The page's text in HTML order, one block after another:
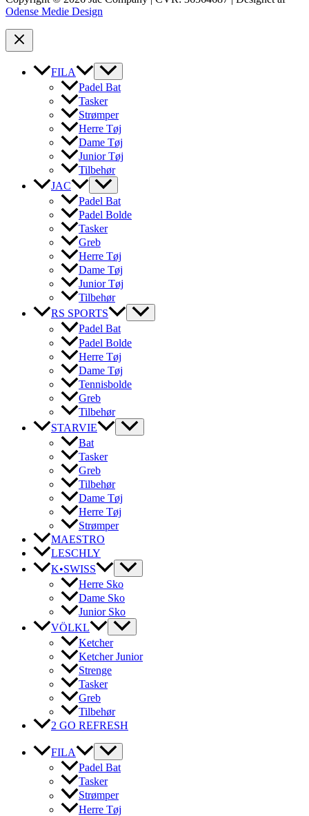
Odense Medie Design
FILA
Padel Bat
Tasker
Strømper
Herre Tøj
Dame Tøj
Junior Tøj
Tilbehør
JAC
Padel Bat
Padel Bolde
Tasker
Greb
Herre Tøj
Dame Tøj
Junior Tøj
Tilbehør
RS SPORTS
Padel Bat
Padel Bolde
Herre Tøj
Dame Tøj
Tennisbolde
Greb
Tilbehør
STARVIE
Bat
Tasker
Greb
Tilbehør
Dame Tøj
Herre Tøj
Strømper
MAESTRO
LESCHLY
K•SWISS
Herre Sko
Dame Sko
Junior Sko
VÖLKL
Ketcher
Ketcher Junior
Strenge
Tasker
Greb
Tilbehør
2 GO REFRESH
FILA
Padel Bat
Tasker
Strømper
Herre Tøj